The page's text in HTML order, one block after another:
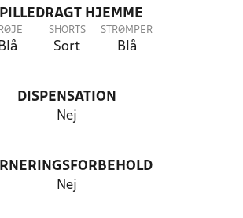
HJEMME
Blå
SHORTS
Sort
STRØMPER
Blå
DISPENSATION
Nej
Nej